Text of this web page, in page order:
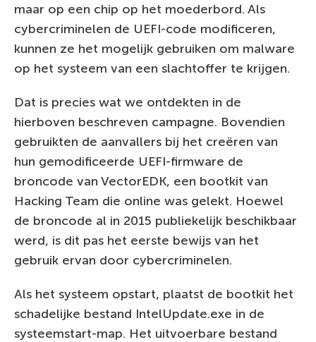
maar op een chip op het moederbord. Als
cybercriminelen de UEFI-code modificeren,
kunnen ze het mogelijk gebruiken om malware
op het systeem van een slachtoffer te krijgen.
Dat is precies wat we ontdekten in de
hierboven beschreven campagne. Bovendien
gebruikten de aanvallers bij het creëren van
hun gemodificeerde UEFI-firmware de
broncode van VectorEDK, een bootkit van
Hacking Team die online was gelekt. Hoewel
de broncode al in 2015 publiekelijk beschikbaar
werd, is dit pas het eerste bewijs van het
gebruik ervan door cybercriminelen.
Als het systeem opstart, plaatst de bootkit het
schadelijke bestand IntelUpdate.exe in de
systeemstart-map. Het uitvoerbare bestand